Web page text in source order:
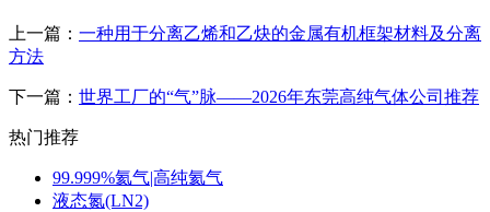
上一篇： 一种用于分离乙烯和乙炔的金属有机框架材料及分离
方法
下一篇： 世界工厂的“气”脉——2026年东莞高纯气体公司推荐
热门推荐
99.999%氦气|高纯氦气
液态氮(LN2)